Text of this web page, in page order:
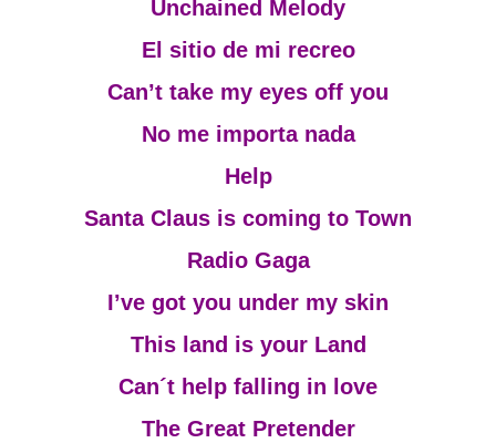
Unchained Melody
El sitio de mi recreo
Can’t take my eyes off you
No me importa nada
Help
Santa Claus is coming to Town
Radio Gaga
I’ve got you under my skin
This land is your Land
Can´t help falling in love
The Great Pretender